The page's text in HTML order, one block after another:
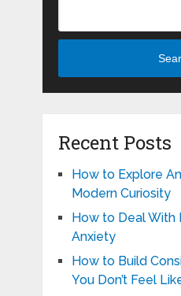
Recent Posts
How to Explore
Modern Curiosity
How to Deal With
Anxiety
How to Build
You Don’t Feel